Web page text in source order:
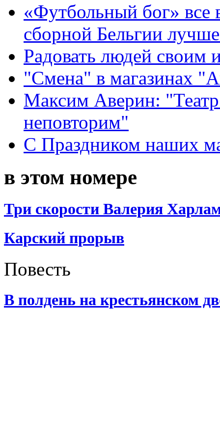
«Футбольный бог» все
сборной Бельгии
Радовать людей своим
"Смена" в магазинах
Максим Аверин:
неповторим"
С Праздником наших
в этом номере
Три скорости Валерия
Карский прорыв
Повесть
В полдень на крестьянском